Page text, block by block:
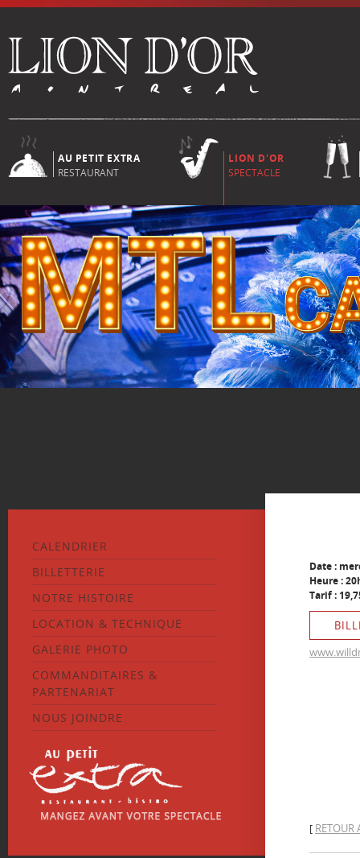
AU PETIT EXTRA
RESTAURANT
LION D'OR
SPECTACLE
CALENDRIER
BILLETTERIE
NOTRE HISTOIRE
LOCATION & TECHNIQUE
GALERIE PHOTO
COMMANDITAIRES &
PARTENARIAT
NOUS JOINDRE
Date :
Heure :
Tarif :
[ RETOUR